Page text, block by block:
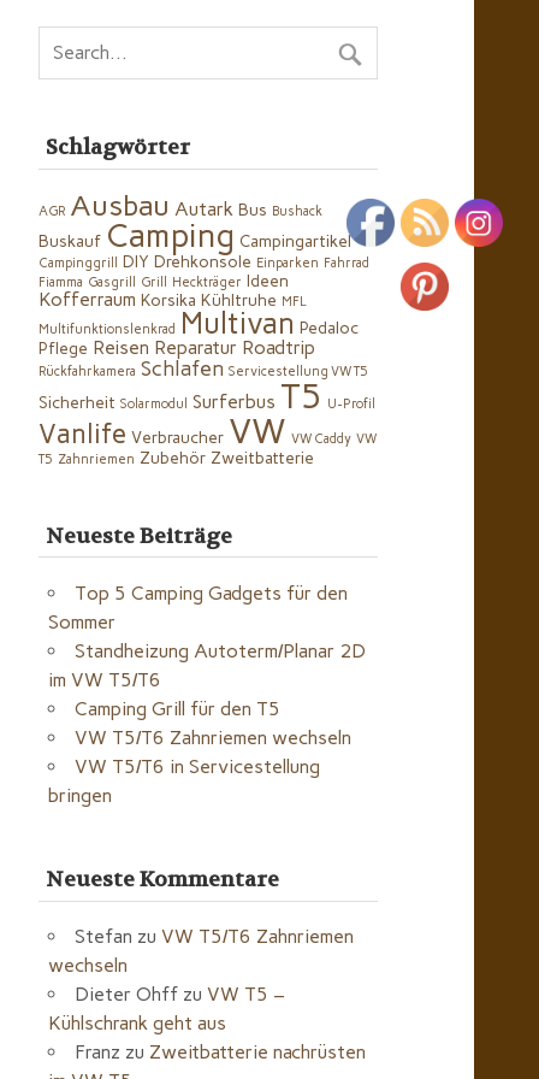
Schlagwörter
AGR Ausbau Autark Bus Bushack
Buskauf Camping Campingartikel
Campinggrill DIY Drehkonsole Einparken Fahrrad
Fiamma Gasgrill Grill Heckträger Ideen
Kofferraum Korsika Kühltruhe MFL
Multifunktionslenkrad
Multivan Pedaloc
Pflege Reisen Reparatur Roadtrip
Rückfahrkamera Schlafen Servicestellung VW T5
Sicherheit Solarmodul Surferbus T5 U-Profil
Vanlife Verbraucher VW VW Caddy VW
T5 Zahnriemen Zubehör Zweitbatterie
Neueste Beiträge
Top 5 Camping Gadgets für den
Sommer
Standheizung Autoterm/Planar 2D
im VW T5/T6
Camping Grill für den T5
VW T5/T6 Zahnriemen wechseln
VW T5/T6 in Servicestellung
bringen
Neueste Kommentare
Stefan zuVW T5/T6 Zahnriemen
wechseln
Dieter Ohff zuVW T5 –
Kühlschrank geht aus
Franz zu Zweitbatterie nachrüsten